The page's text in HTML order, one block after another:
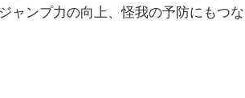
ャンプ力の向上、怪我の予防にもつな